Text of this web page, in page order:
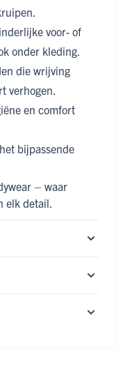
voor- of
onder kleding.
die wrijving
verhogen.
en comfort
bijpassende
– waar
elk detail.